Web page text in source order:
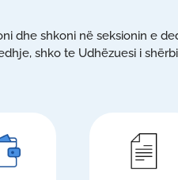
dhe shkoni në seksionin e
shko te Udhëzuesi i